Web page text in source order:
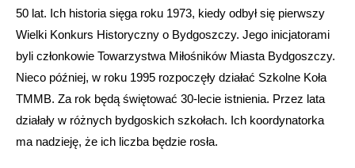
50 lat. Ich historia sięga roku 1973, kiedy odbył się pierwszy
Wielki Konkurs Historyczny o Bydgoszczy. Jego inicjatorami
byli członkowie Towarzystwa Miłośników Miasta Bydgoszczy.
Nieco później, w roku 1995 rozpoczęły działać Szkolne Koła
TMMB. Za rok będą świętować 30-lecie istnienia. Przez lata
działały w różnych bydgoskich szkołach. Ich koordynatorka
ma nadzieję, że ich liczba będzie rosła.